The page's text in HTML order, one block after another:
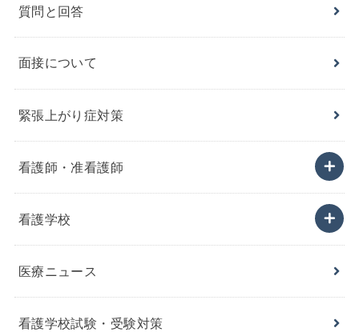
質問と回答
面接について
緊張上がり症対策
看護師・准看護師
看護学校
医療ニュース
看護学校試験・受験対策